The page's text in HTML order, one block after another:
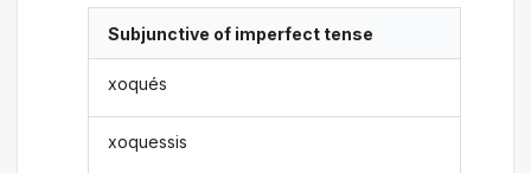
Subjunctive of imperfect tense
xoqués
xoquessis